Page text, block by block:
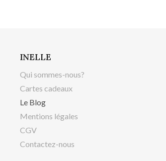
INELLE
Qui sommes-nous?
Cartes cadeaux
Le Blog
Mentions légales
CGV
Contactez-nous